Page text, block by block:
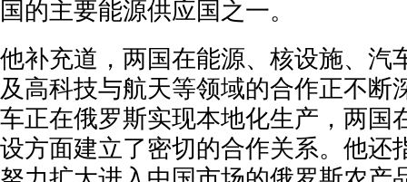
国的主要能源供应国之一。
他补充道，两国在能源、核设施、汽
及高科技与航天等领域的合作正不断
车正在俄罗斯实现本地化生产，两国
设方面建立了密切的合作关系。他还